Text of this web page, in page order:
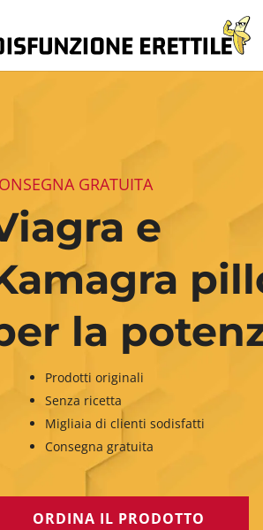
GRATUITA
e
la
Prodotti originali
Senza ricetta
Migliaia di clienti sodisfatti
Consegna gratuita
ORDINA IL PRODOTTO